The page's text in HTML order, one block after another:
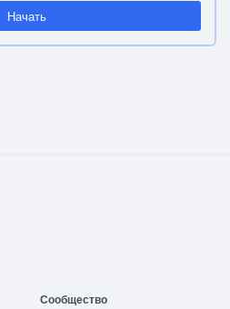
Начать
Сообщество